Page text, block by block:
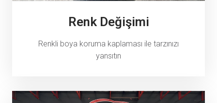
Renk Değişimi
Renkli boya koruma kaplaması ile tarzınızı
yansıtın